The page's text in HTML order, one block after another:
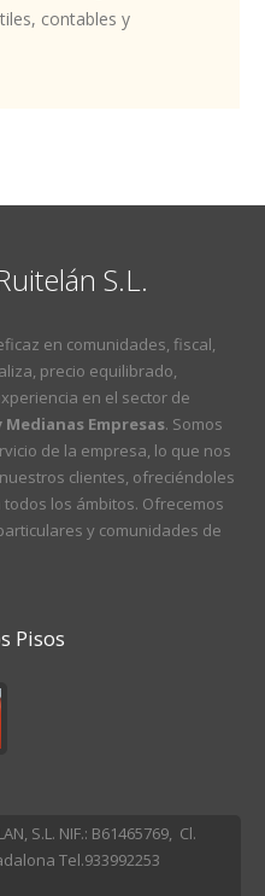
contables y
S.L.
en comunidades, fiscal,
precio equilibrado,
en el sector de
Medianas Empresas. Somos
de la empresa, lo que nos
clientes, ofreciéndoles
los ámbitos. Ofrecemos
y comunidades de
Pisos
S.L. NIF.: B61465769, Cl.
Tel.933992253